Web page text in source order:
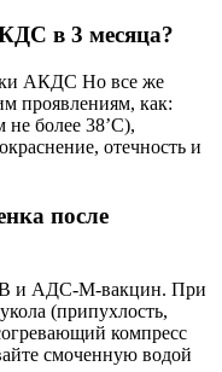
в 3 месяца?
АКДС Но все же
проявлениям, как:
более 38’С),
отечность и
после
и АДС-М-вакцин. При
(припухлость,
компресс
смоченную водой